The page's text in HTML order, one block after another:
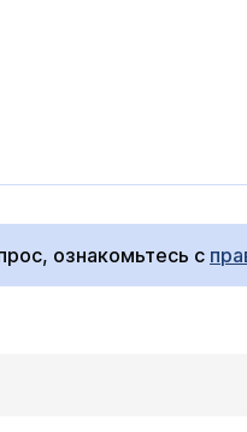
ознакомьтесь с